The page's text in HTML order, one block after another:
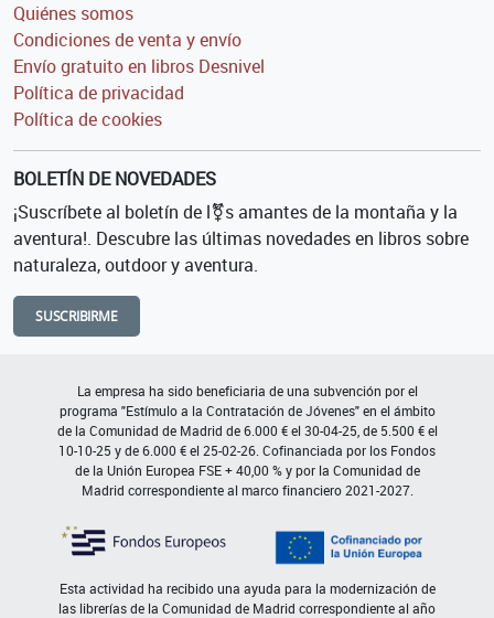
Quiénes somos
Condiciones de venta y envío
Envío gratuito en libros Desnivel
Política de privacidad
Política de cookies
BOLETÍN DE NOVEDADES
¡Suscríbete al boletín de l⚧s amantes de la montaña y la
aventura!. Descubre las últimas novedades en libros sobre
naturaleza, outdoor y aventura.
SUSCRIBIRME
La empresa ha sido beneficiaria de una subvención por el
programa "Estímulo a la Contratación de Jóvenes" en el ámbito
de la Comunidad de Madrid de 6.000 € el 30-04-25, de 5.500 € el
10-10-25 y de 6.000 € el 25-02-26. Cofinanciada por los Fondos
de la Unión Europea FSE + 40,00 % y por la Comunidad de
Madrid correspondiente al marco financiero 2021-2027.
Esta actividad ha recibido una ayuda para la modernización de
las librerías de la Comunidad de Madrid correspondiente al año